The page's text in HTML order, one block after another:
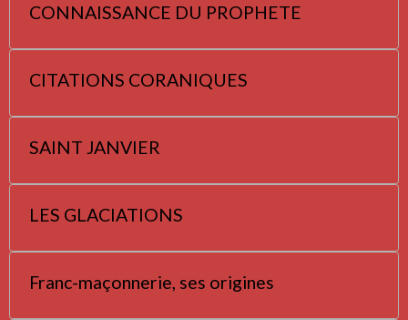
CONNAISSANCE DU PROPHETE
CITATIONS CORANIQUES
SAINT JANVIER
LES GLACIATIONS
Franc-maçonnerie, ses origines